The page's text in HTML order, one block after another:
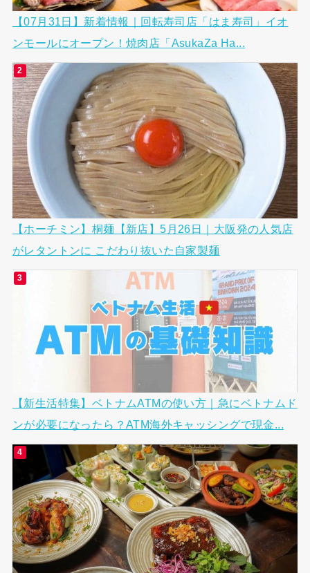
【07月31日】新着情報｜回転寿司店「はま寿司」イオ
ンモールにオープン！焼肉店「AsukaZa Ha...
【ホーチミン】桐麺【新店】5月26日｜大阪発の人気店
がレタントンに こだわり抜いた自家製麺
【新生活特集】ベトナムATMの使い方｜急にベトナムド
ンが必要になったら？ATM海外キャッシングで現金...